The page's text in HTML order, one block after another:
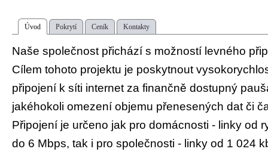
Úvod Pokrytí Ceník Kontakty
Naše společnost přichází s možností levného
Cílem tohoto projektu je poskytnout
připojení k síti internet za finančně dostupný
jakéhokoli omezení objemu přenesených dat či
Připojení je určeno jak pro domácnosti - linky od
do 6 Mbps, tak i pro společnosti - linky od 1 024